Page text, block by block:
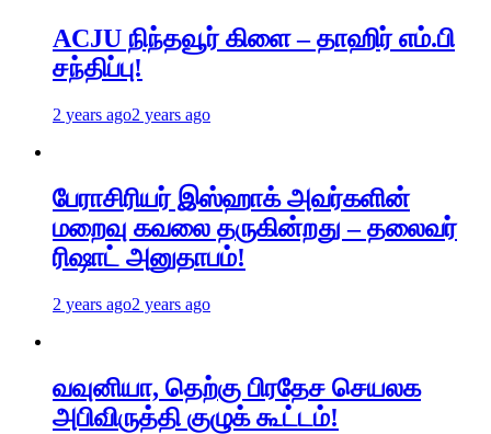
ACJU நிந்தவூர் கிளை – தாஹிர் எம்.பி
சந்திப்பு!
2 years ago2 years ago
பேராசிரியர் இஸ்ஹாக் அவர்களின்
மறைவு கவலை தருகின்றது – தலைவர்
ரிஷாட் அனுதாபம்!
2 years ago2 years ago
வவுனியா, தெற்கு பிரதேச செயலக
அபிவிருத்தி குழுக் கூட்டம்!